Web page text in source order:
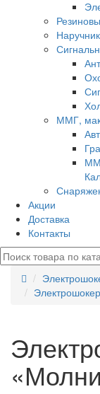
ММГ,
Акции
Доставка
Контакты